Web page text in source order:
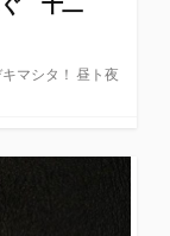
マシタ！ 昼ト夜